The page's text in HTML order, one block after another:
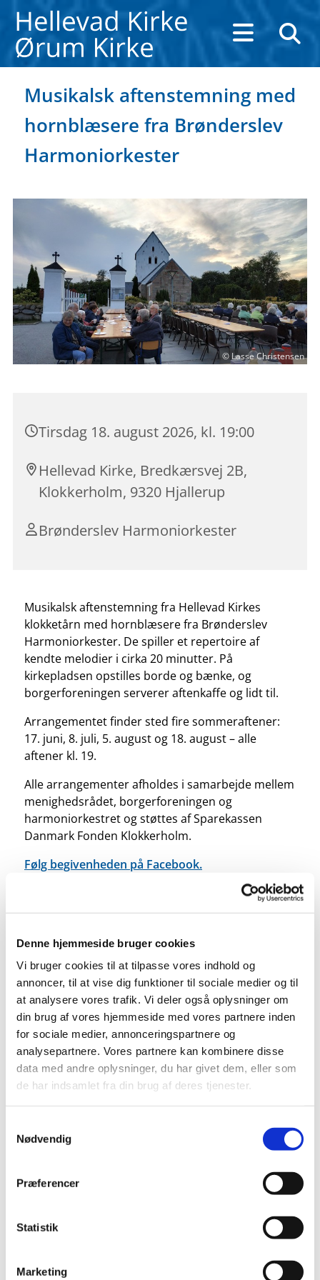
Denne hjemmeside bruger cookies
Vi bruger cookies til at tilpasse vores indhold og
annoncer, til at vise dig funktioner til sociale medier og til
at analysere vores trafik. Vi deler også oplysninger om
din brug af vores hjemmeside med vores partnere inden
for sociale medier, annonceringspartnere og
analysepartnere. Vores partnere kan kombinere disse
data med andre oplysninger, du har givet dem, eller som
de har indsamlet fra din brug af deres tjenester.
Nødvendig
Præferencer
Statistik
Marketing
Musikalsk aftenstemning med
hornblæsere fra Brønderslev
Harmoniorkester
© Lasse Christensen
Tirsdag 18. august 2026, kl. 19:00
Hellevad Kirke, Bredkærsvej 2B,
Klokkerholm, 9320 Hjallerup
Brønderslev Harmoniorkester
Musikalsk aftenstemning fra Hellevad Kirkes
klokketårn med hornblæsere fra Brønderslev
Harmoniorkester. De spiller et repertoire af
kendte melodier i cirka 20 minutter. På
kirkepladsen opstilles borde og bænke, og
borgerforeningen serverer aftenkaffe og lidt til.
Arrangementet finder sted fire sommeraftener:
17. juni, 8. juli, 5. august og 18. august – alle
aftener kl. 19.
Alle arrangementer afholdes i samarbejde mellem
menighedsrådet, borgerforeningen og
harmoniorkestret og støttes af Sparekassen
Danmark Fonden Klokkerholm.
Følg begivenheden på Facebook.
med hornblæsere fra Brønderslev
Harmoniorkester
Igen i år kan man hen over sommeren opleve
stemningsfuld aftenmusik fra Hellevad Kirkes
klokketårn i Klokkerholm, når messingblæsere fra
Brønderslev Harmoniorkester spiller ud over
byen.
Sidste år lancerede Klokkerholm Borgerforening
og menighedsrådet et nyt initiativ med
solnedgangsmusik fra kirkens klokketårn på to
sommeraftener i juni og august.
lokale borgere og besøgende, og med støtte fra
Sparekassen Danmark Fonden Klokkerholm er det
nu igen muligt at nyde tonerne fra tårnet – denne
gang ved fire arrangementer hen over sommeren.
Harmoniorkester, der står for musikken. Tre